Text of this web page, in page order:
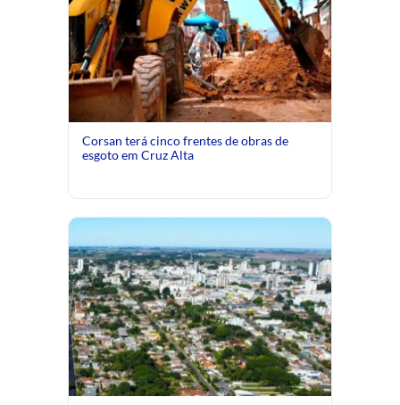
Corsan terá cinco frentes de obras de
esgoto em Cruz Alta